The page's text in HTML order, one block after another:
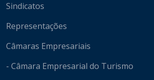
Sindicatos
Representações
Câmaras Empresariais
- Câmara Empresarial do Turismo